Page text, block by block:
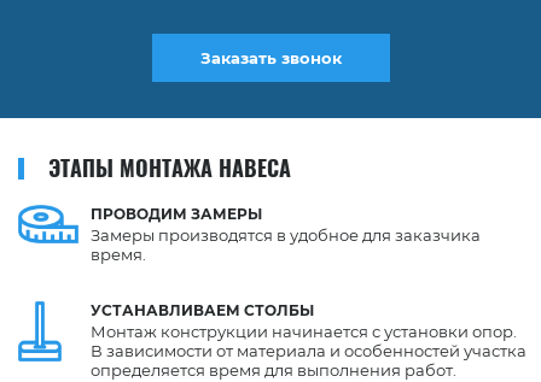
Заказать звонок
ЭТАПЫ МОНТАЖА НАВЕСА
ПРОВОДИМ ЗАМЕРЫ
УСТАНАВЛИВАЕМ СТОЛБЫ
Замеры производятся в удобное для заказчика
время.
Монтаж конструкции начинается с установки опор.
В зависимости от материала и особенностей участка
определяется время для выполнения работ.